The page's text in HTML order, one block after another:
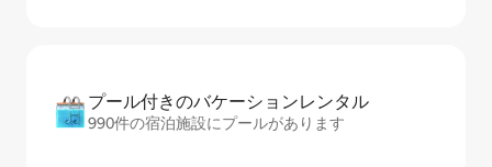
プール付きのバ⁠ケ⁠ー⁠シ⁠ョ⁠ンレ⁠ン⁠タ⁠ル
990件の宿泊施設にプールがあります